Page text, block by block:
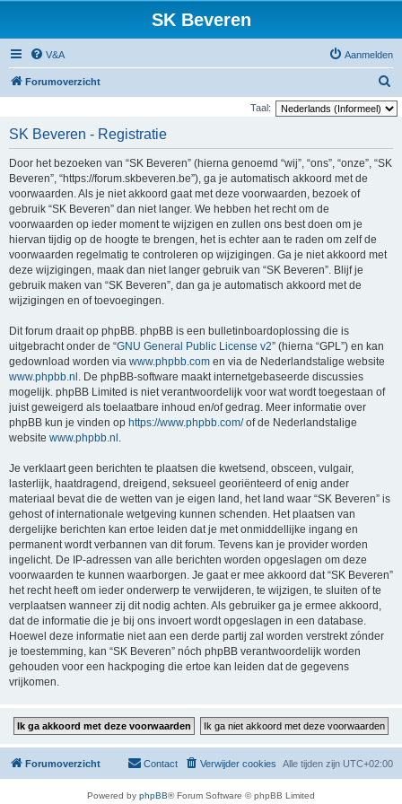
SK Beveren
V&A Aanmelden
Forumoverzicht
o
Taal:
SK Beveren - Registratie
Door het bezoeken van “SK Beveren” (hierna genoemd “wij”, “ons”, “onze”, “SK
Beveren”, “https://forum.skbeveren.be”), ga je automatisch akkoord met de
voorwaarden. Als je niet akkoord gaat met deze voorwaarden, bezoek of
gebruik “SK Beveren” dan niet langer. We hebben het recht om de
voorwaarden op ieder moment te wijzigen en zullen ons best doen om je
hiervan tijdig op de hoogte te brengen, het is echter aan te raden om zelf de
voorwaarden regelmatig te controleren op wijzigingen. Ga je niet akkoord met
deze wijzigingen, maak dan niet langer gebruik van “SK Beveren”. Blijf je
gebruik maken van “SK Beveren”, dan ga je automatisch akkoord met de
wijzigingen en of toevoegingen.
Dit forum draait op phpBB. phpBB is een bulletinboardoplossing die is
uitgebracht onder de “GNU General Public License v2” (hierna “GPL”) en kan
gedownload worden via www.phpbb.com en via de Nederlandstalige website
www.phpbb.nl . De phpBB-software maakt internetgebaseerde discussies
mogelijk. phpBB Limited is niet verantwoordelijk voor wat wordt toegestaan of
juist geweigerd als toelaatbare inhoud en/of gedrag. Meer informatie over
phpBB kun je vinden op https://www.phpbb.com/of de Nederlandstalige
website www.phpbb.nl .
Je verklaart geen berichten te plaatsen die kwetsend, obsceen, vulgair,
lasterlijk, haatdragend, dreigend, seksueel georiënteerd of enig ander
materiaal bevat die de wetten van je eigen land, het land waar “SK Beveren” is
gehost of internationale wetgeving kunnen schenden. Het plaatsen van
dergelijke berichten kan ertoe leiden dat je met onmiddellijke ingang en
permanent wordt verbannen van dit forum. Tevens kan je provider worden
ingelicht. De IP-adressen van alle berichten worden opgeslagen om deze
voorwaarden te kunnen waarborgen. Je gaat er mee akkoord dat “SK Beveren”
het recht heeft om ieder onderwerp te verwijderen, te wijzigen, te sluiten of te
verplaatsen wanneer zij dit nodig achten. Als gebruiker ga je ermee akkoord,
dat de informatie die je bij ons invoert wordt opgeslagen in een database.
Hoewel deze informatie niet aan een derde partij zal worden verstrekt zónder
je toestemming, kan “SK Beveren” nóch phpBB verantwoordelijk worden
gehouden voor een hackpoging die ertoe kan leiden dat de gegevens
vrijkomen.
Forumoverzicht Alle tijden zijn UTC+02:00
Verwijder cookies
Contact
Powered by phpBB® Forum Software © phpBB Limited